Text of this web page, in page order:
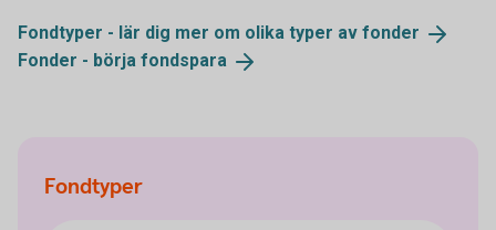
Fondtyper - lär dig mer om olika typer av fonder
Fonder - börja fondspara
Fondtyper